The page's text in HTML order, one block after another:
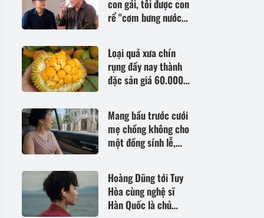
con gái, tôi được con
rể "cơm bưng nước
vẫn quyết chuyển vào
viện dưỡng lão sống
Loại quả xưa chín
rụng đầy nay thành
đặc sản giá 60.000
thu hoạch nhiều
năm, tốt cho sức
khỏe
Mang bầu trước cưới
mẹ chồng không cho
một đồng sính lễ,
tròn mắt trước biệt
thự chục tỷ của nhà
tôi
Hoàng Dũng tới Tuy
Hòa cùng nghệ sĩ
Hàn Quốc là chủ